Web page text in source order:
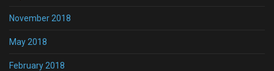
November 2018
May 2018
February 2018